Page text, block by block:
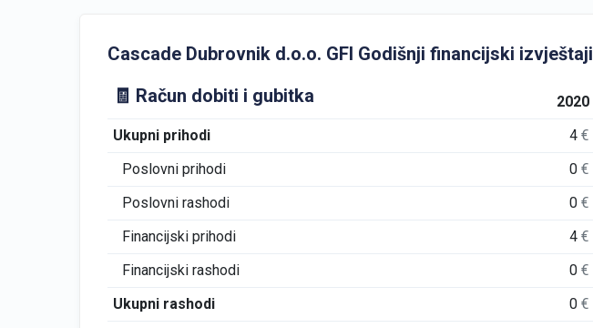
Cascade Dubrovnik d.o.o. GFI Godišnji financijski izvještaji
🧾 Račun dobiti i gubitka
2020
Ukupni prihodi
4€
Poslovni prihodi
0€
Poslovni rashodi
0€
Financijski prihodi
4€
Financijski rashodi
0€
Ukupni rashodi
0€